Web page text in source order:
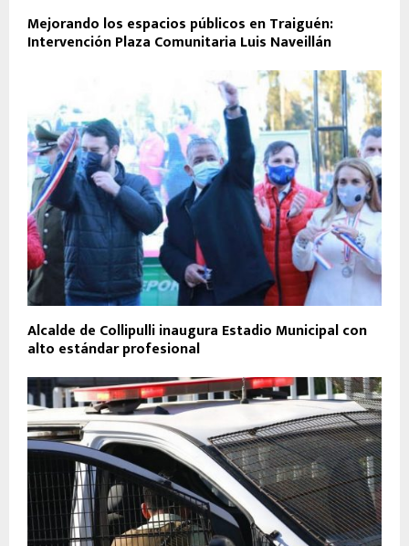
Mejorando los espacios públicos en Traiguén:
Intervención Plaza Comunitaria Luis Naveillán
Alcalde de Collipulli inaugura Estadio Municipal con
alto estándar profesional